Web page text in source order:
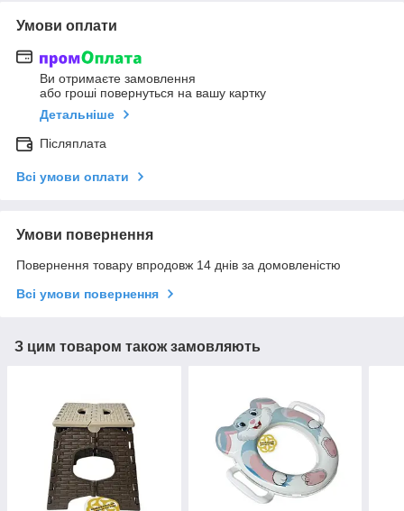
Умови оплати
Ви отримаєте замовлення
або гроші повернуться на вашу картку
Детальніше
Післяплата
Всі умови оплати
Умови повернення
Повернення товару впродовж 14 днів за домовленістю
Всі умови повернення
З цим товаром також замовляють